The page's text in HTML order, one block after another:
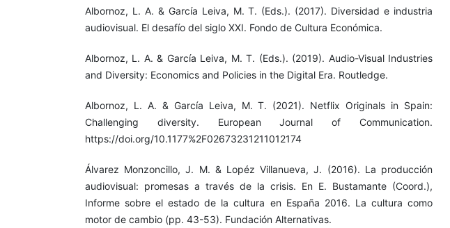
Albornoz, L. A. & García Leiva, M. T. (Eds.). (2017). Diversidad e industria
audiovisual. El desafío del siglo XXI. Fondo de Cultura Económica.
Albornoz, L. A. & García Leiva, M. T. (Eds.). (2019). Audio-Visual Industries
and Diversity: Economics and Policies in the Digital Era. Routledge.
Albornoz, L. A. & García Leiva, M. T. (2021). Netflix Originals in Spain:
Challenging diversity. European Journal of Communication.
https://doi.org/10.1177%2F02673231211012174
Álvarez Monzoncillo, J. M. & Lopéz Villanueva, J. (2016). La producción
audiovisual: promesas a través de la crisis. En E. Bustamante (Coord.),
Informe sobre el estado de la cultura en España 2016. La cultura como
motor de cambio (pp. 43-53). Fundación Alternativas.